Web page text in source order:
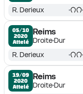
R. Derieux
05/10
2020
Attelé
Reims
DroiteDur
R. Derieux
19/09
2020
Attelé
Reims
DroiteDur